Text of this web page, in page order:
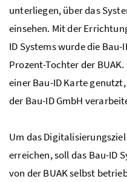
unterliegen, über das
einsehen. Mit der
ID Systems wurde die Bau-
Prozent-Tochter der BUAK.
einer Bau-ID Karte
der Bau-IDGmbH
Um das
erreichen, soll das Bau-ID
von derBUAKselbst